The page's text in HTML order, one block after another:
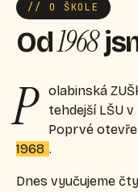
// O ŠKOLE
Od1968
P
olabinská
tehdejší LŠU
Poprvé
1968 .
Dnes vyučujeme